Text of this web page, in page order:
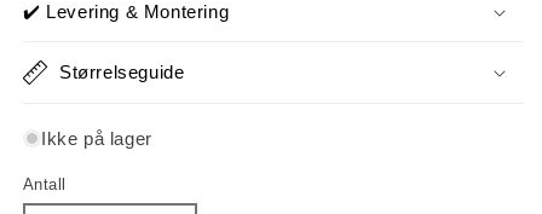
✔️ Levering & Montering
Størrelseguide
Ikke på lager
Antall
Antall